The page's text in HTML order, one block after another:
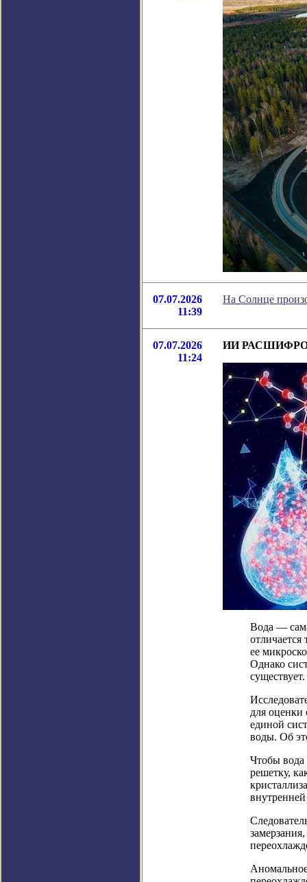
07.07.2026
11:39
На Солнце
07.07.2026
11:24
ИИ
Вода —
ее
Однако
существует.
для оценки
единой
воды. Об
Чтобы вода
решетку,